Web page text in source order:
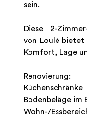
sein.
Diese 2-
von Loulé bietet
Komfort, Lage
Renovierung:
Bodenbeläge im
Wohn-/